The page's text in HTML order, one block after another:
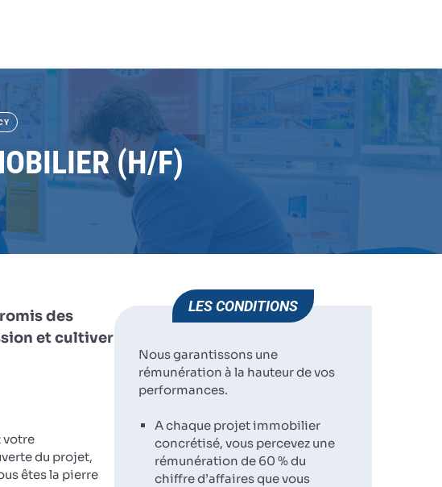
(H/F)
des
et cultiver
votre
du projet,
êtes la pierre
LES CONDITIONS
Nous garantissons une
rémunération à la hauteur de vos
performances.
A chaque projet immobilier
concrétisé, vous percevez une
rémunération de 60 % du
chiffre d’affaires que vous